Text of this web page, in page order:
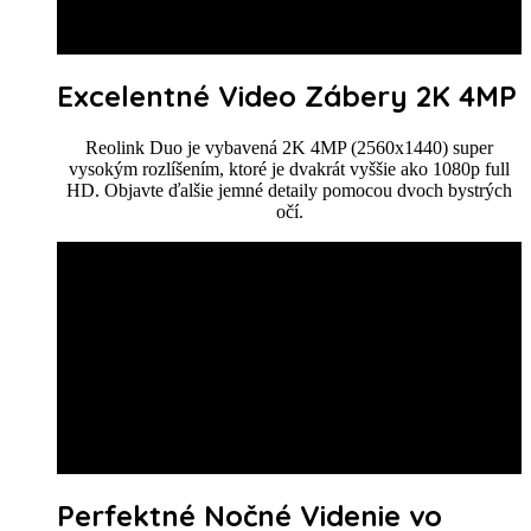
Excelentné Video Zábery 2K 4MP
Reolink Duo je vybavená 2K 4MP (2560x1440) super
vysokým rozlíšením, ktoré je dvakrát vyššie ako 1080p full
HD. Objavte ďalšie jemné detaily pomocou dvoch bystrých
očí.
Perfektné Nočné Videnie vo